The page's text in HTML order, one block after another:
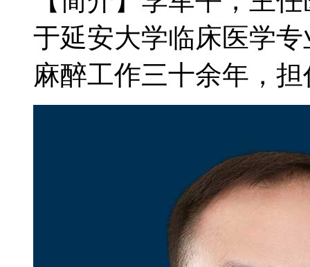
于延安大学临床医学
麻醉工作三十余年，